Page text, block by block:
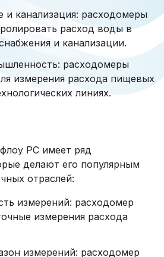
и канализация: расходомеры
расход воды в
и канализации.
расходомеры
измерения расхода пищевых
линиях.
РС имеет ряд
делают его популярным
отраслей:
измерений: расходомер
измерения расхода
измерений: расходомер